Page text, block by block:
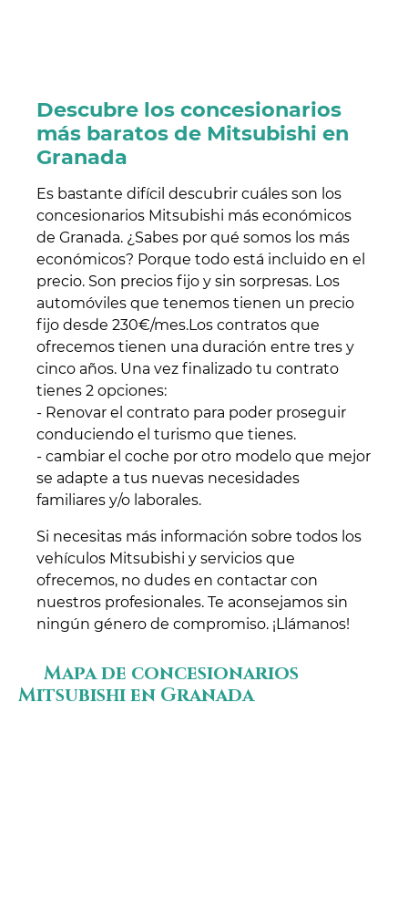
Descubre los concesionarios
más baratos de Mitsubishi en
Granada
Es bastante difícil descubrir cuáles son los
concesionarios Mitsubishi más económicos
de Granada. ¿Sabes por qué somos los más
económicos? Porque todo está incluido en el
precio. Son precios fijo y sin sorpresas. Los
automóviles que tenemos tienen un precio
fijo desde 230€/mes.Los contratos que
ofrecemos tienen una duración entre tres y
cinco años. Una vez finalizado tu contrato
tienes 2 opciones:
- Renovar el contrato para poder proseguir
conduciendo el turismo que tienes.
- cambiar el coche por otro modelo que mejor
se adapte a tus nuevas necesidades
familiares y/o laborales.
Si necesitas más información sobre todos los
vehículos Mitsubishi y servicios que
ofrecemos, no dudes en contactar con
nuestros profesionales. Te aconsejamos sin
ningún género de compromiso. ¡Llámanos!
Mapa de concesionarios
Mitsubishi en Granada